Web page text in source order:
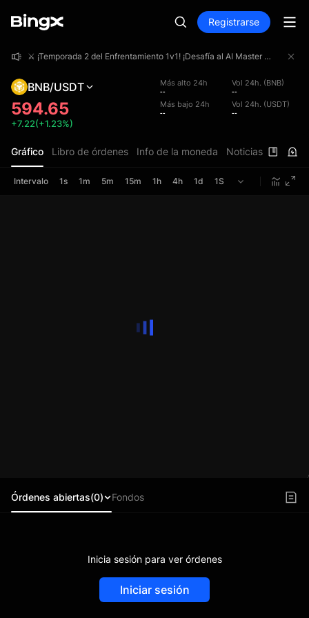
Registrarse
⚔️ ¡Temporada 2 del Enfrentamiento 1v1! ¡Desafía al AI Master uno contra uno y participa por una bolsa de premios de 4 000 000 USDT!
BNB/USDT
594.65
+7.22(+1.23%)
Más alto 24h
--
Vol 24h. (BNB)
--
Más bajo 24h
--
Vol 24h. (USDT)
--
Gráfico Libro de órdenes Info de la moneda Noticias
Intervalo 1s 1m 5m 15m 1h 4h 1d 1S
Órdenes abiertas(0) Fondos
Inicia sesión para ver órdenes
Iniciar sesión